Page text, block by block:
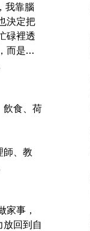
我靠腦
決定把
碌裡透
而是像
飲食、荷
師、教
家事，
回到自